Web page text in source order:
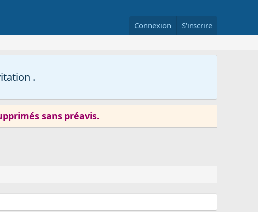
Connexion S'inscrire
.
sans préavis.